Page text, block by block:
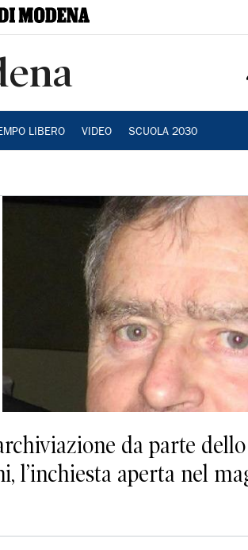
LIBERO VIDEO SCUOLA 2030
da parte dello
l’inchiesta aperta nel